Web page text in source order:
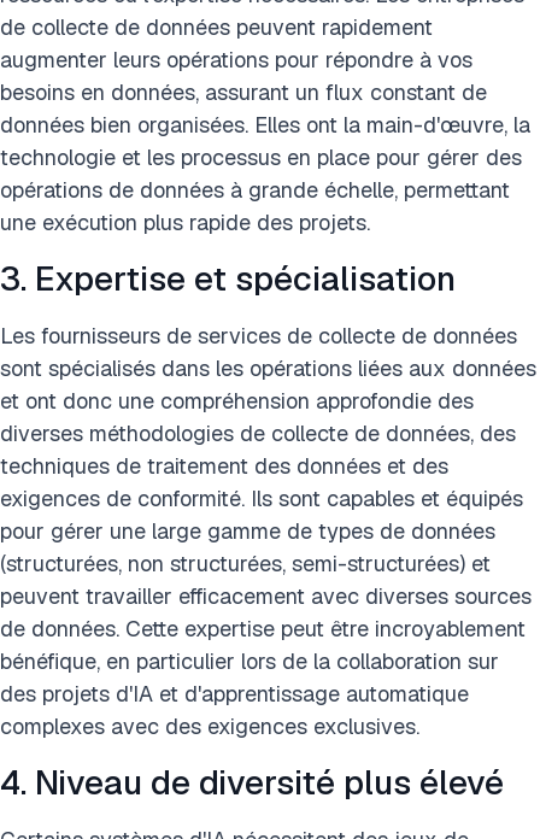
de collecte de données peuvent rapidement
augmenter leurs opérations pour répondre à vos
besoins en données, assurant un flux constant de
données bien organisées. Elles ont la main-d'œuvre, la
technologie et les processus en place pour gérer des
opérations de données à grande échelle, permettant
une exécution plus rapide des projets.
3. Expertise et spécialisation
Les fournisseurs de services de collecte de données
sont spécialisés dans les opérations liées aux données
et ont donc une compréhension approfondie des
diverses méthodologies de collecte de données, des
techniques de traitement des données et des
exigences de conformité. Ils sont capables et équipés
pour gérer une large gamme de types de données
(structurées, non structurées, semi-structurées) et
peuvent travailler efficacement avec diverses sources
de données. Cette expertise peut être incroyablement
bénéfique, en particulier lors de la collaboration sur
des projets d'IA et d'apprentissage automatique
complexes avec des exigences exclusives.
4. Niveau de diversité plus élevé